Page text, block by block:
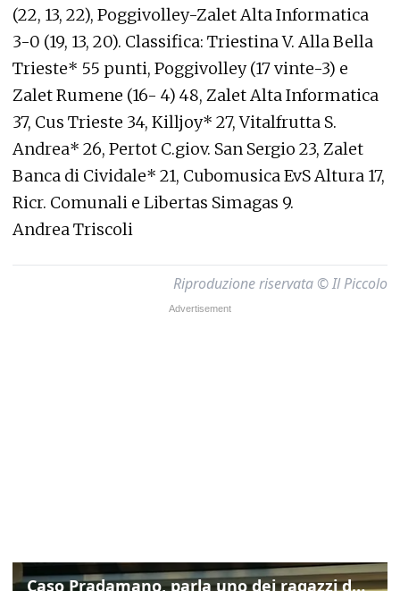
(22, 13, 22), Poggivolley-Zalet Alta Informatica
3-0 (19, 13, 20). Classifica: Triestina V. Alla Bella
Trieste* 55 punti, Poggivolley (17 vinte-3) e
Zalet Rumene (16- 4) 48, Zalet Alta Informatica
37, Cus Trieste 34, Killjoy* 27, Vitalfrutta S.
Andrea* 26, Pertot C.giov. San Sergio 23, Zalet
Banca di Cividale* 21, Cubomusica EvS Altura 17,
Ricr. Comunali e Libertas Simagas 9.
Andrea Triscoli
Riproduzione riservata © Il Piccolo
Caso Pradamano, parla uno dei ragazzi denunciati per la limonata: "Volevo anche aiutare i miei"